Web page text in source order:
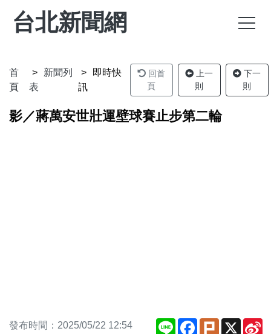
台北新聞網
首
頁
新聞列
表
即時快
訊
回首
頁
上一
則
下一
則
影／蔣萬安世壯運壁球賽止步第二輪
發布時間：2025/05/22 12:54
Line Facebook
PlurkX